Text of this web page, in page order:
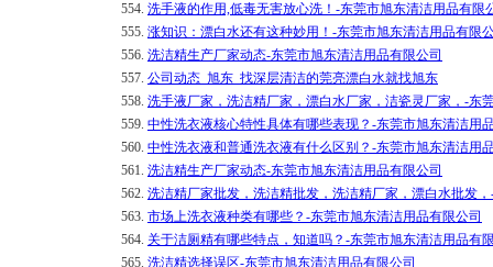
554. 洗手液的作用,低毒无害放心洗！-东莞市旭东清洁用品有限
555. 涨知识：漂白水还有这种妙用！-东莞市旭东清洁用品有限
556. 洗洁精生产厂家动态-东莞市旭东清洁用品有限公司
557. 公司动态_旭东_找深层清洁的莞亮漂白水就找旭东
558. 洗手液厂家，洗洁精厂家，漂白水厂家，洁瓷灵厂家，-东
559. 中性洗衣液核心特性具体有哪些表现？-东莞市旭东清洁用
560. 中性洗衣液和普通洗衣液有什么区别？-东莞市旭东清洁用
561. 洗洁精生产厂家动态-东莞市旭东清洁用品有限公司
562. 洗洁精厂家批发，洗洁精批发，洗洁精厂家，漂白水批发
563. 市场上洗衣液种类有哪些？-东莞市旭东清洁用品有限公司
564. 关于洁厕精有哪些特点，知道吗？-东莞市旭东清洁用品有
565. 洗洁精选择误区-东莞市旭东清洁用品有限公司